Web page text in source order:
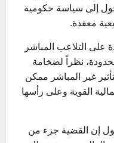
إلى سياسة حكومية
معقدة.
على التلاعب المباشر
نظراً لضخامة
غير المباشر ممكن
القوية وعلى رأسها
إن القضية جزء من